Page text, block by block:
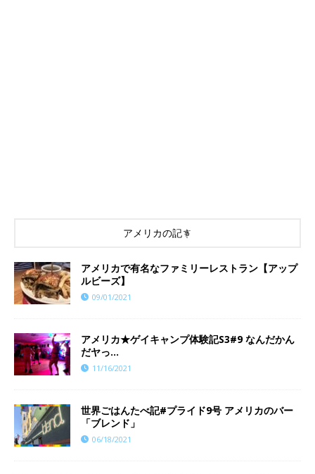
アメリカの記事
アメリカで有名なファミリーレストラン【アップ
ルビーズ】
09/01/2021
​​アメリカ★ゲイキャンプ体験記S3#9 なんだかん
だヤっ…
11/16/2021
世界ごはんたべ記#プライド9号 アメリカのバー
「ブレンド」
06/18/2021